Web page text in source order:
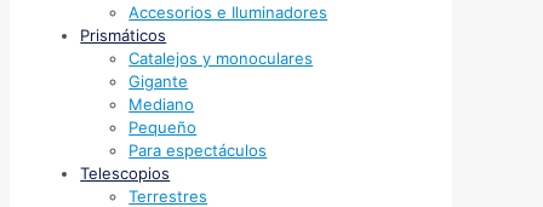
Accesorios e Iluminadores
Prismáticos
Catalejos y monoculares
Gigante
Mediano
Pequeño
Para espectáculos
Telescopios
Terrestres